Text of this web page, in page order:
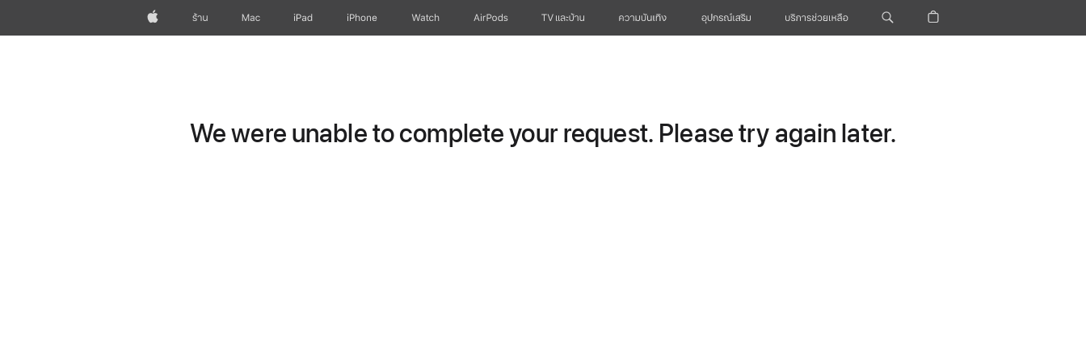
Appleร้าน Mac iPad iPhone Watch AirPods TV และบ้าน ความบันเทิง อุปกรณ์เสริม บริการช่วยเหลือ
We were unable to complete your request. Please try again later.